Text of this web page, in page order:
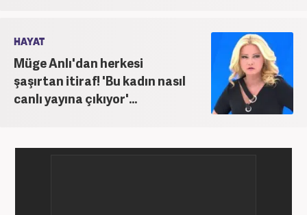
HAYAT
Müge Anlı'dan herkesi
şaşırtan itiraf! 'Bu kadın nasıl
canlı yayına çıkıyor'...